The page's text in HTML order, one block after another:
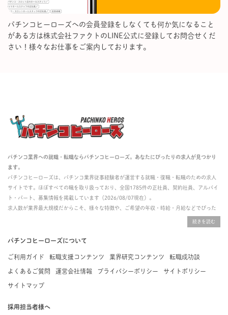
パチンコヒーローズへの会員登録をしなくても何か気になること
がある方は株式会社ファクトのLINE公式に登録してお問合せくだ
さい！様々なお仕事をご案内しております。
パチンコ業界への就職・転職ならパチンコヒーローズ。あなたにぴったりの求人が見つかり
ます。
パチンコヒーローズは、パチンコ業界従事経験者が運営する就職・復職・転職のための求人
サイトです。ほぼすべての職を取り扱っており、全国1785件の正社員、契約社員、アルバイ
ト・パート、募集情報を掲載しています（2026/08/07現在）。
求人数が業界最大規模だからこそ、様々な特徴や、ご希望の年収・時給・月給などでぴった
掲載している求人は、すべて契約法人様から寄せられた正規の求人情報です。応募いただい
た内容はすぐに直接事業所に届くためスムーズに転職・復職できます。
パチンコヒーローズについて
ご利用ガイド 転職支援コンテンツ 業界研究コンテンツ 転職成功談
よくあるご質問 運営会社情報 プライバシーポリシー サイトポリシー
サイトマップ
採用担当者様へ